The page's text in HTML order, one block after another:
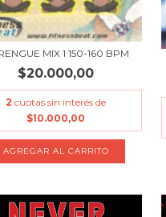
MIX 1 150-160 BPM
$20.000,00
2 cuotas sin interés de
$10.000,00